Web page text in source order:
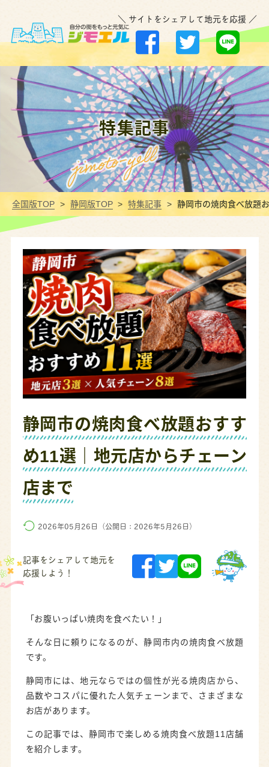
＼ サイトをシェアして地元を応援 ／
特集記事
全国版TOP 静岡版TOP 特集記事 静岡市の焼肉食べ放題
静岡市の焼肉食べ放題おすす
め11選｜地元店からチェーン
店まで
2026年05月26日（公開日：2026年5月26日）
記事をシェアして地元を
応援しよう！
「お腹いっぱい焼肉を食べたい！」
そんな日に頼りになるのが、静岡市内の焼肉食べ放題
です。
静岡市には、地元ならではの個性が光る焼肉店から、
品数やコスパに優れた人気チェーンまで、さまざまな
お店があります。
この記事では、静岡市で楽しめる焼肉食べ放題11店舗
を紹介します。